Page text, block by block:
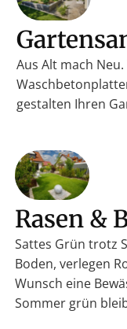
Aus Alt mach
gestalten Ihren
Rasen &
Sattes Grün trotz
Boden, verlegen
Wunsch eine
Sommer grün